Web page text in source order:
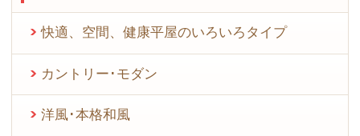
快適、空間、健康平屋のいろいろタイプ
カントリー･モダン
洋風･本格和風